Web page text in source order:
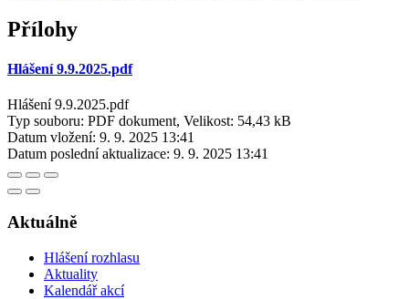
Přílohy
Hlášení 9.9.2025.pdf
Hlášení 9.9.2025.pdf
Typ souboru: PDF dokument, Velikost: 54,43 kB
Datum vložení: 9. 9. 2025 13:41
Datum poslední aktualizace: 9. 9. 2025 13:41
Aktuálně
Hlášení rozhlasu
Aktuality
Kalendář akcí